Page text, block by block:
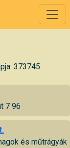
373745
7 96
és műtrágyák